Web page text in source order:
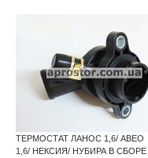
ТЕРМОСТАТ ЛАНОС 1,6/ АВЕО
1,6/ НЕКСИЯ/ НУБИРА В СБОРЕ